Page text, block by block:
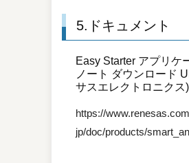
5.ドキュメント
Easy Starter アプリケ
ノート ダウンロード
サスエレクトロニクス)
https://
jp/doc/products/